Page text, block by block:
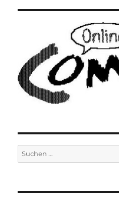
Suchen
nach: